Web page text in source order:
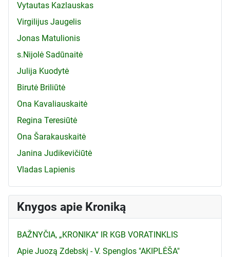
Vytautas Kazlauskas
Virgilijus Jaugelis
Jonas Matulionis
s.Nijolė Sadūnaitė
Julija Kuodytė
Birutė Briliūtė
Ona Kavaliauskaitė
Regina Teresiūtė
Ona Šarakauskaitė
Janina Judikevičiūtė
Vladas Lapienis
Knygos apie Kroniką
BAŽNYČIA, „KRONIKA“ IR KGB VORATINKLIS
Apie Juozą Zdebskį - V. Spenglos "AKIPLĖŠA"